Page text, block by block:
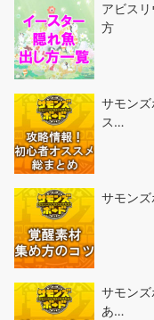
アビス
方
サモン
ス…
サモン
サモン
あ…